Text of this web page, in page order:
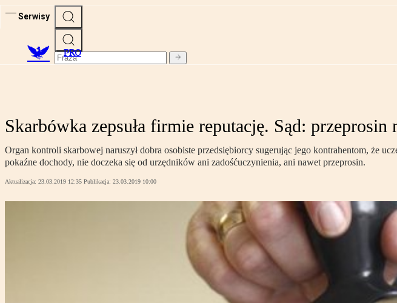
Serwisy
PRO
Skarbówka zepsuła firmie reputację. Sąd: przeprosin
Organ kontroli skarbowej naruszył dobra osobiste przedsiębiorcy sugerując jego kontrahentom, że
pokaźne dochody, nie doczeka się od urzędników ani zadośćuczynienia, ani nawet przeprosin.
Aktualizacja: 23.03.2019 12:35 Publikacja: 23.03.2019 10:00